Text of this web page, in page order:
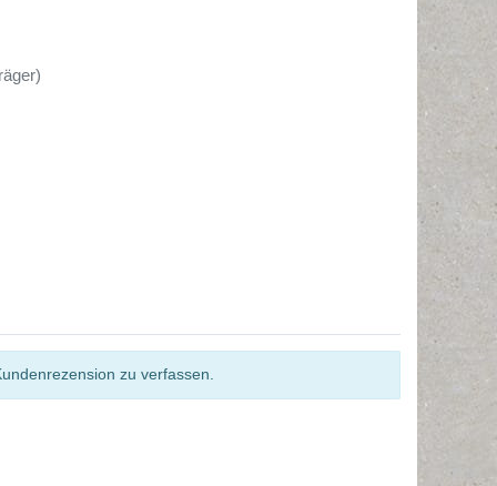
zu verfassen.